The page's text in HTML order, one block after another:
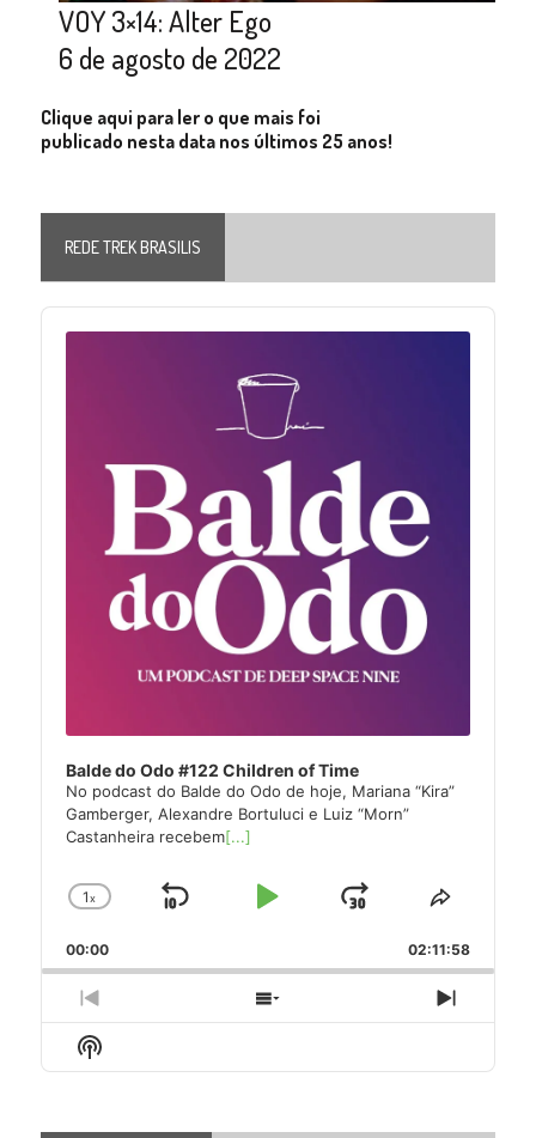
VOY 3×14: Alter Ego
6 de agosto de 2022
Clique aqui para ler o que mais foi
publicado nesta data nos últimos 25 anos!
REDE TREK BRASILIS
Audio
Player
Balde do Odo #122 Children of Time
No podcast do Balde do Odo de hoje, Mariana “Kira”
Gamberger, Alexandre Bortuluci e Luiz “Morn”
Castanheira recebem[...]
Change
Rate
1x
Skip
Play
Jump
Forward
Share
Episode
00:00 02:11:58
Previous
Episode
Show
Episodes
Next
Episode
Show
Podcast